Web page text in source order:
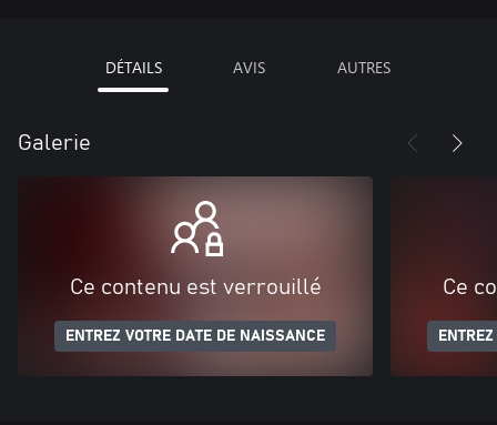
DÉTAILS AVIS AUTRES
Galerie
Ce contenu est verrouillé
ENTREZ VOTRE DATE DE NAISSANCE
Ce